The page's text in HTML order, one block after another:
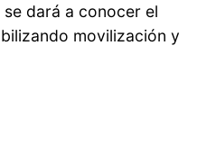
dará a conocer el
movilización y